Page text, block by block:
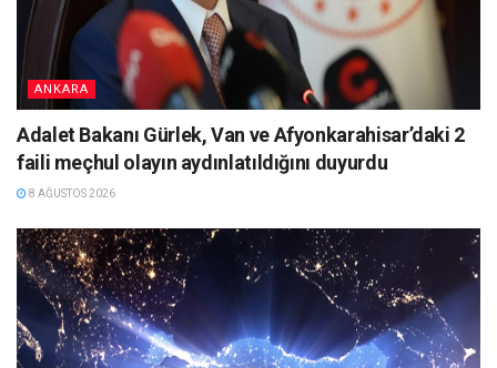
ANKARA
Adalet Bakanı Gürlek, Van ve Afyonkarahisar’daki 2
faili meçhul olayın aydınlatıldığını duyurdu
8 AĞUSTOS 2026